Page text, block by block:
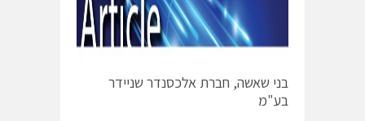
בני שאשה, חברת אלכסנדר שניידר
בע"מ